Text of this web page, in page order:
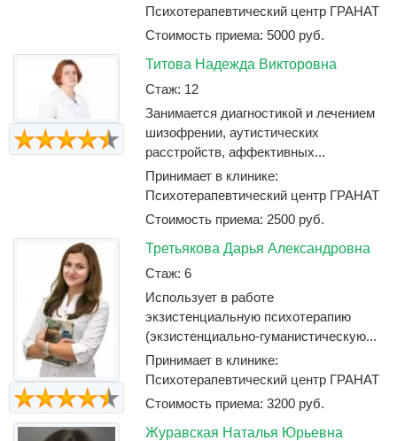
Психотерапевтический центр ГРАНАТ
Стоимость приема: 5000 руб.
Титова Надежда Викторовна
Стаж: 12
Занимается диагностикой и лечением
шизофрении, аутистических
расстройств, аффективных...
Принимает в клинике:
Психотерапевтический центр ГРАНАТ
Стоимость приема: 2500 руб.
Третьякова Дарья Александровна
Стаж: 6
Использует в работе
экзистенциальную психотерапию
(экзистенциально-гуманистическую...
Принимает в клинике:
Психотерапевтический центр ГРАНАТ
Стоимость приема: 3200 руб.
Журавская Наталья Юрьевна